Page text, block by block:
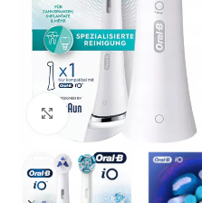
Click to enlarge